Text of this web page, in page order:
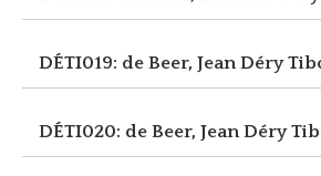
DÉTI019: de Beer, JeanDéry
DÉTI020: de Beer, JeanDéry